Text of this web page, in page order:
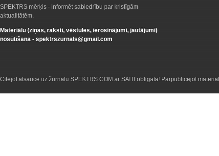
SPEKTRS mērķis - informēt sabiedrību par kristīgām
aktualitātēm.
Materiālu (ziņas, raksti, vēstules, ierosinājumi, jautājumi)
nosūtīšana - spektrszurnals@gmail.com
Citējot atsauce uz žurnālu SPEKTRS.COM ar SAITI obligāta! Pārpublicējot